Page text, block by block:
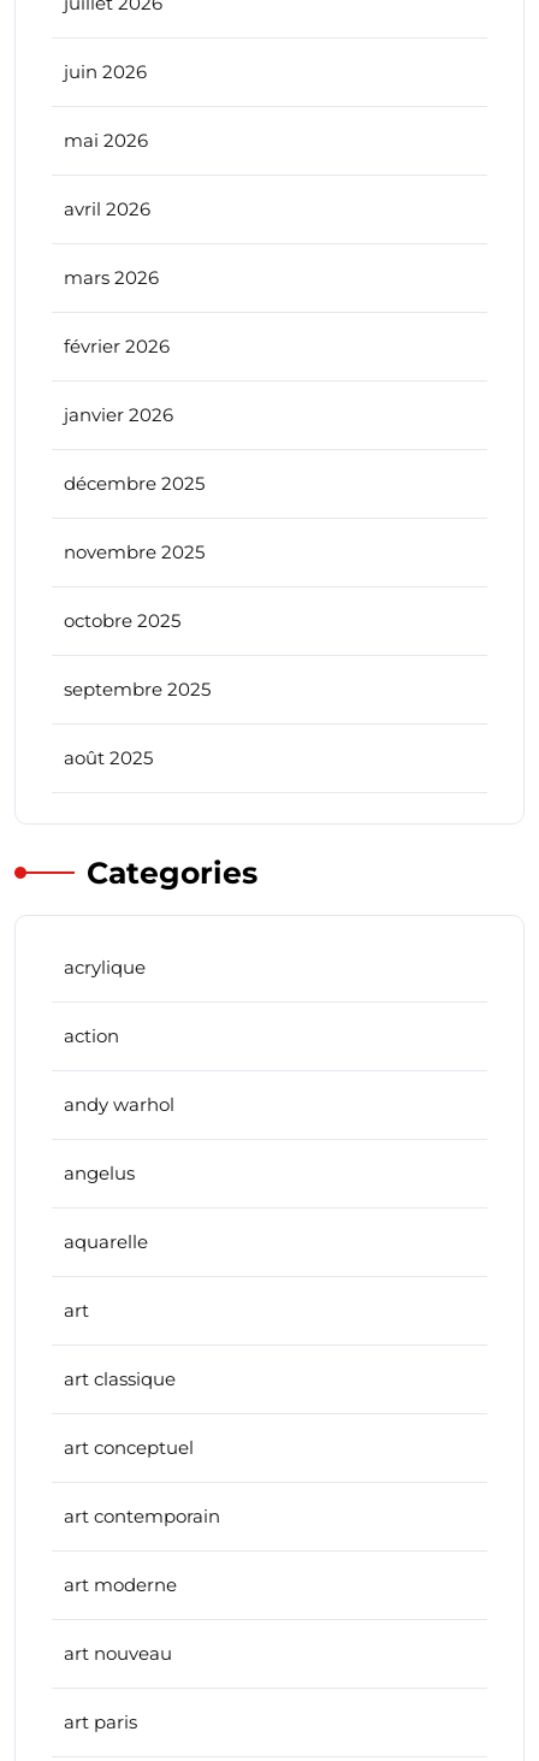
juin 2026
mai 2026
avril 2026
mars 2026
février 2026
janvier 2026
décembre 2025
novembre 2025
octobre 2025
septembre 2025
août 2025
Categories
acrylique
action
andy warhol
angelus
aquarelle
art
art classique
art conceptuel
art contemporain
art moderne
art nouveau
art paris